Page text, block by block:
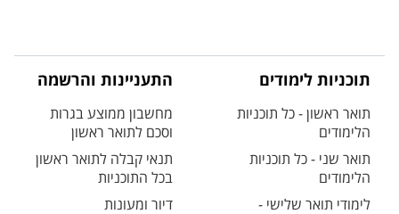
תוכניות לימודים
תואר ראשון - כל תוכניות
הלימודים
תואר שני - כל תוכניות
הלימודים
לימודי תואר שלישי -
התעניינות והרשמה
מחשבון ממוצע בגרות
וסכם לתואר ראשון
תנאי קבלה לתואר ראשון
בכל התוכניות
דיור ומעונות